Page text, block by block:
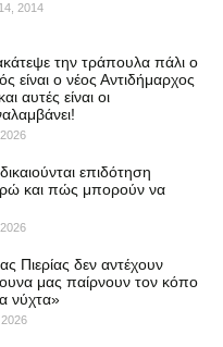
2014
την τράπουλα πάλι ο
είναι ο νέος Αντιδήμαρχος
αυτές είναι οι
επιδότηση
και πώς μπορούν να
Πιερίας δεν αντέχουν
μας παίρνουν τον κόπο
νύχτα»